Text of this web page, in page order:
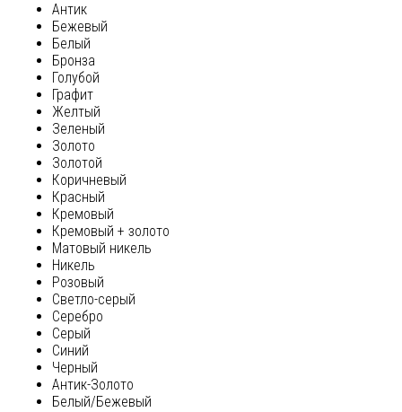
Антик
Бежевый
Белый
Бронза
Голубой
Графит
Желтый
Зеленый
Золото
Золотой
Коричневый
Красный
Кремовый
Кремовый + золото
Матовый никель
Никель
Розовый
Светло-серый
Серебро
Серый
Синий
Черный
Антик-Золото
Белый/Бежевый